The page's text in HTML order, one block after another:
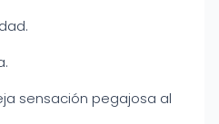
sensación pegajosa al